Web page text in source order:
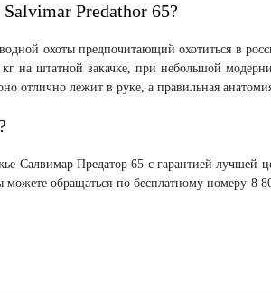
Predathor 65?
охоты предпочитающий охотиться в
кг на штатной закачке, при небольшой
отлично лежит в руке, а правильная
Салвимар Предатор 65 с гарантией
обращаться по бесплатному номеру 8